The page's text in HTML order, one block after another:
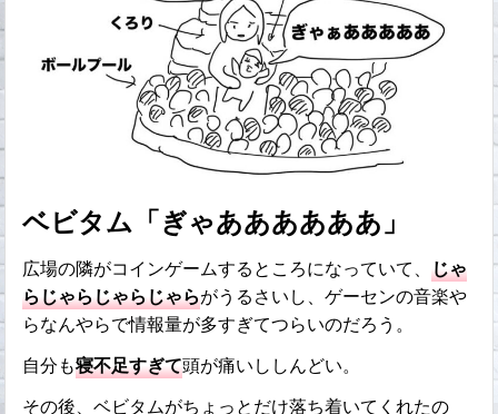
ベビタム「ぎゃああああああ」
広場の隣がコインゲームするところになっていて、じゃ
らじゃらじゃらじゃらがうるさいし、ゲーセンの音楽や
らなんやらで情報量が多すぎてつらいのだろう。
自分も寝不足すぎて頭が痛いししんどい。
その後、ベビタムがちょっとだけ落ち着いてくれたの